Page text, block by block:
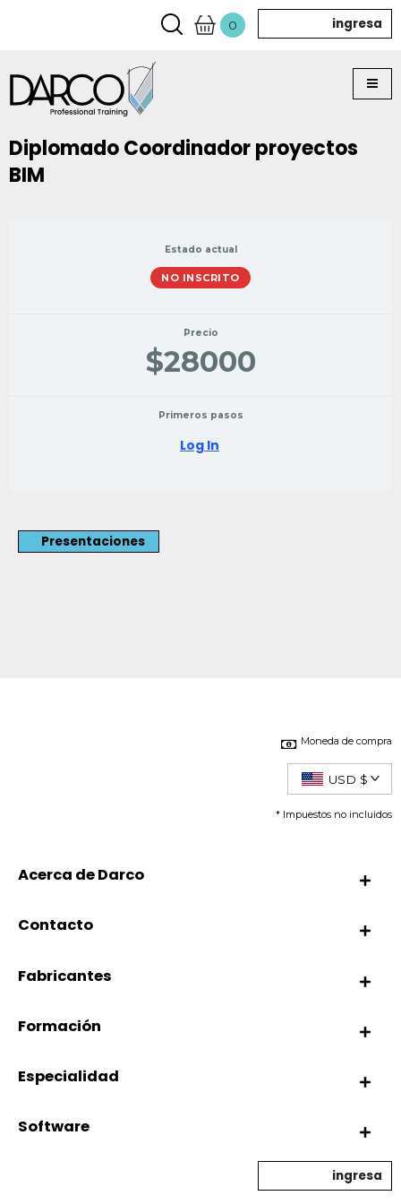
0 ingresa
Diplomado Coordinador proyectos
BIM
Estado actual
NO INSCRITO
Precio
$28000
Primeros pasos
Log In
Presentaciones
Moneda de compra
USD $
* Impuestos no incluidos
Acerca de Darco
Contacto
Fabricantes
Formación
Especialidad
Software
ingresa